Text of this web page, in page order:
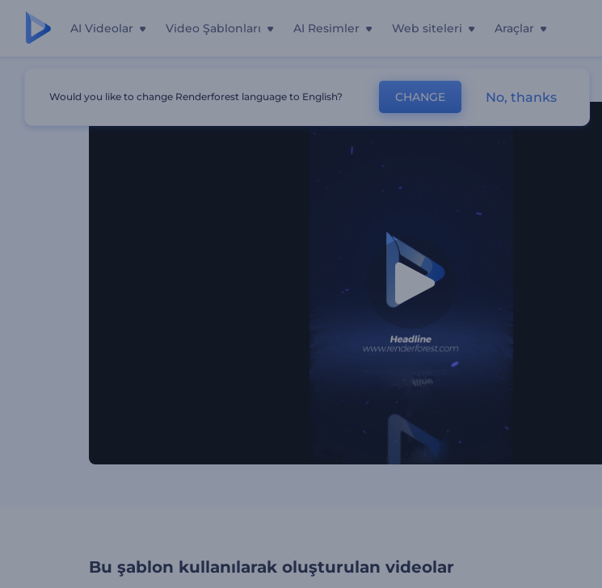
AI Videolar Video Şablonları AI Resimler Web siteleri Araçlar
Bu şablon kullanılarak oluşturulan videolar
Would you like to change Renderforest language to English? CHANGE No, thanks